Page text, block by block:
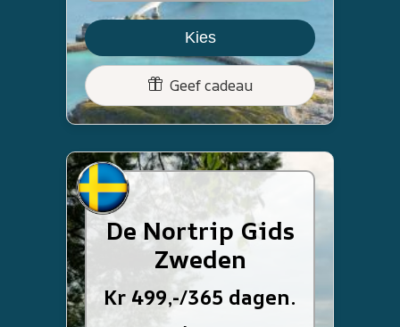
Kies
Geef cadeau
De Nortrip Gids
Zweden
Kr 499,-/365 dagen.